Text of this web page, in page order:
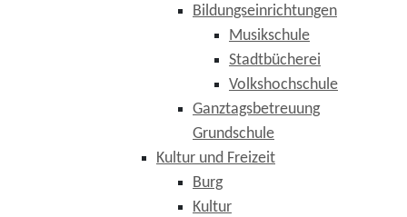
Bildungseinrichtungen
Musikschule
Stadtbücherei
Volkshochschule
Ganztagsbetreuung
Grundschule
Kultur und Freizeit
Burg
Kultur